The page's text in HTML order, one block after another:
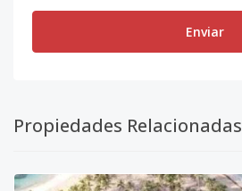
Enviar
Propiedades Relacionadas